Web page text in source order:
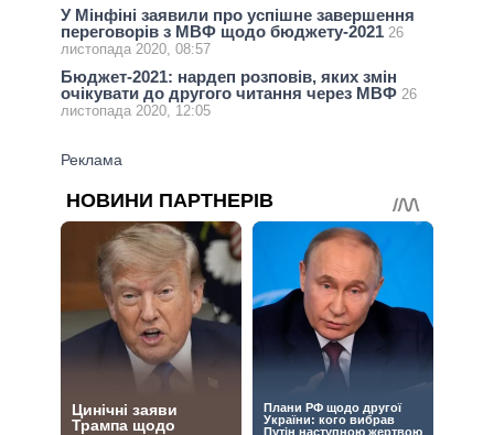
У Мінфіні заявили про успішне завершення
переговорів з МВФ щодо бюджету-2021 26
листопада 2020, 08:57
Бюджет-2021: нардеп розповів, яких змін
очікувати до другого читання через МВФ 26
листопада 2020, 12:05